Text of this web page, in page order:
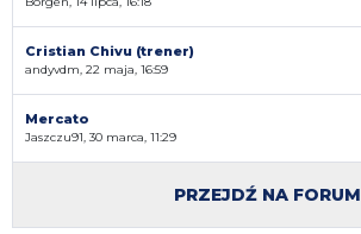
Cristian Chivu (trener)
andyvdm, 22 maja, 16:59
Mercato
Jaszczu91, 30 marca, 11:29
PRZEJDŹ NA FORUM